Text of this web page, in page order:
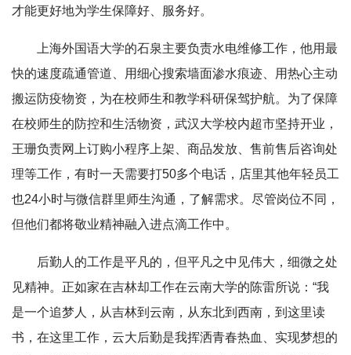
才能更好地为学生保障好、服务好。
上海外国语大学的石泉主要负责水电维修工作，他用最
快的速度疏通管道、用细心搜索墙面渗水痕迹、用热心主动
搬运防疫物资，为在校师生和教学科研保驾护航。为了保障
在校师生的防控和生活物资，武汉大学校内超市坚持开业，
王珊负责网上订购小程序上架、商品发放、售前售后咨询处
理等工作，有时一天需要打50多个电话，店里其他年轻员工
也24小时与微信群里师生沟通，了解需求。尽管岗位不同，
但他们都将敬业精神融入进点滴工作中。
后勤人的工作是平凡的，但平凡之中见伟大，细微之处
见精神。正如家在吉林却工作在云南大学的陈雷所说：“我
是一个追梦人，从吉林到云南，从东北到西南，到这里读
书，在这里工作，云大后勤是我挥洒青春热血、实现梦想的